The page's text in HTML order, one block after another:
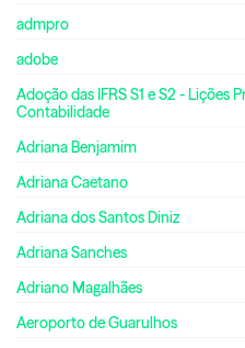
admpro
adobe
Adoção das IFRS S1 e S2 - Lições
Contabilidade
Adriana Benjamim
Adriana Caetano
Adriana dos Santos Diniz
Adriana Sanches
Adriano Magalhães
Aeroporto de Guarulhos